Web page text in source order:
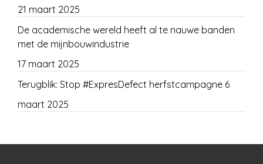
21 maart 2025
De academische wereld heeft al te nauwe banden
met de mijnbouwindustrie
17 maart 2025
Terugblik: Stop #ExpresDefect herfstcampagne 6
maart 2025